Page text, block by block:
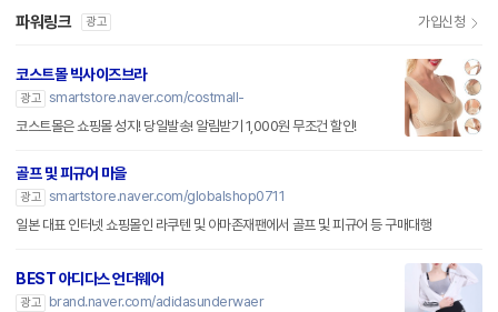
파워링크 광고 가입신청
코스트몰 빅사이즈브라
광고 smartstore.naver.com/costmall-
코스트몰은 쇼핑몰 성지! 당일발송! 알림받기 1,000원 무조건 할인!
골프 및 피규어 마을
광고 smartstore.naver.com/globalshop0711
일본 대표 인터넷 쇼핑몰인 라쿠텐 및 아마존재팬에서 골프 및 피규어 등 구매대행
BEST 아디다스 언더웨어
광고
brand.naver.com/adidasunderwaer